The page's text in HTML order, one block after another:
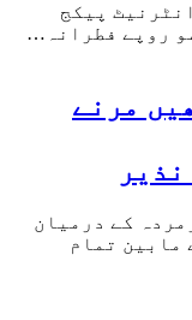
پیکج
روپے فطرانہ…
مرنے
کے درمیان
مابین تمام